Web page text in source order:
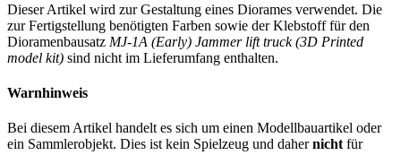
Dieser Artikel wird zur Gestaltung eines Diorames verwendet. Die
zur Fertigstellung benötigten Farben sowie der Klebstoff für den
Dioramenbausatz MJ-1A (Early) Jammer lift truck (3D Printed
model kit) sind nicht im Lieferumfang enthalten.
Warnhinweis
Bei diesem Artikel handelt es sich um einen Modellbauartikel oder
ein Sammlerobjekt. Dies ist kein Spielzeug und dahernicht für